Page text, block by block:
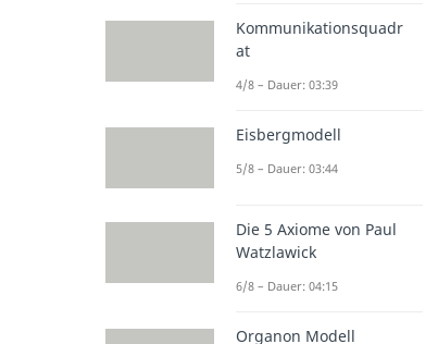
Kommunikationsquadr
at
4/8 – Dauer: 03:39
Eisbergmodell
5/8 – Dauer: 03:44
Die 5 Axiome von Paul
Watzlawick
6/8 – Dauer: 04:15
Organon Modell